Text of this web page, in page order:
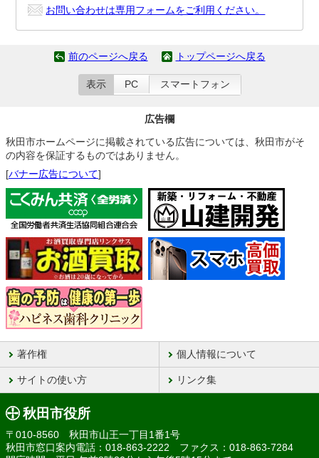
お問い合わせは専用フォームをご利用ください。
前のページへ戻る トップページへ戻る
表示 PC スマートフォン
広告欄
秋田市ホームページに掲載されている広告については、秋田市がそ
の内容を保証するものではありません。
[バナー広告について]
著作権 個人情報について
サイトの使い方 リンク集
秋田市役所
〒010-8560 秋田市山王一丁目1番1号
秋田市窓口案内電話：018-863-2222 ファクス：018-863-7284